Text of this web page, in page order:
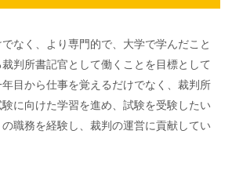
なく、より専門的で、大学で学んだこと
判所書記官として働くことを目標として
目から仕事を覚えるだけでなく、裁判所
に向けた学習を進め、試験を受験したい
職務を経験し、裁判の運営に貢献してい